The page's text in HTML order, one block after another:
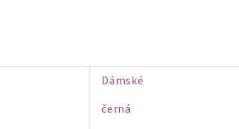
Dámské
černá